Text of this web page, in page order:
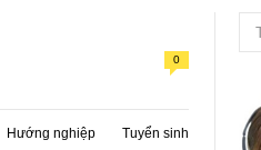
0
Hướng nghiệp Tuyển sinh
e
c